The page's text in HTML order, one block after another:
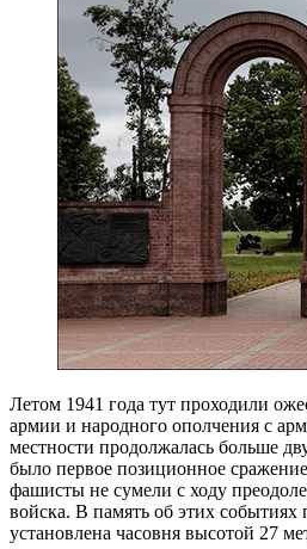
Летом 1941 года тут проходили
армии и народного ополчения с
местности продолжалась больше
было первое позиционное
фашисты не сумели с ходу
войска. В память об этих
установлена часовня высотой 27